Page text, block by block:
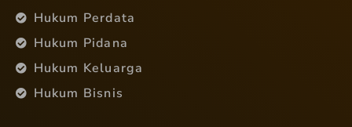
Hukum Perdata
Hukum Pidana
Hukum Keluarga
Hukum Bisnis